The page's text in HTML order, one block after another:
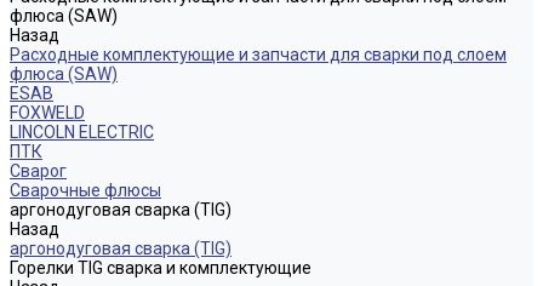
флюса (SAW)
Назад
Расходные комплектующие и запчасти для сварки под слоем
флюса (SAW)
ESAB
FOXWELD
LINCOLN ELECTRIC
ПТК
Сварог
Сварочные флюсы
аргонодуговая сварка (TIG)
Назад
аргонодуговая сварка (TIG)
Горелки TIG сварка и комплектующие